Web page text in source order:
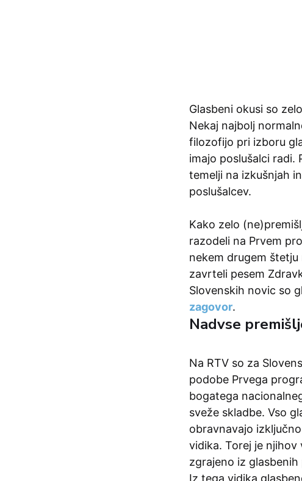
Glasbeni okusi so
Nekaj najbolj
filozofijo pri izboru
imajo poslušalci radi.
temelji na izkušnjah
poslušalcev.
Kako zelo
razodeli na Prvem
nekem drugem štetju
zavrteli pesem
Slovenskih novic so
zagovor.
Nadvse
Na RTV so za
podobe Prvega
bogatega
sveže skladbe. Vso
obravnavajo
vidika. Torej je
zgrajeno iz
Iz tega vidika